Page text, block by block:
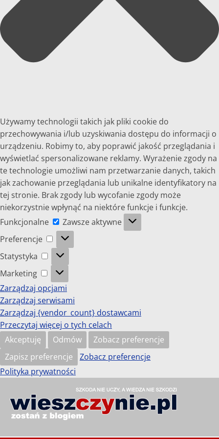
Używamy technologii takich jak pliki cookie do
przechowywania i/lub uzyskiwania dostępu do informacji o
urządzeniu. Robimy to, aby poprawić jakość przeglądania i
wyświetlać spersonalizowane reklamy. Wyrażenie zgody na
te technologie umożliwi nam przetwarzanie danych, takich
jak zachowanie przeglądania lub unikalne identyfikatory na
tej stronie. Brak zgody lub wycofanie zgody może
niekorzystnie wpłynąć na niektóre funkcje i funkcje.
Funkcjonalne
Funkcjonalne
Zawsze aktywne
Preferencje
Preferencje
Statystyka
Statystyka
Marketing
Marketing
Zarządzaj opcjami
Zarządzaj serwisami
Zarządzaj {vendor_count} dostawcami
Przeczytaj więcej o tych celach
Akceptuję
Odmów
Zobacz preferencje
Zapisz preferencje
Zobacz preferencje
Polityka prywatności
treściwieszczynie.pl
Szkoda